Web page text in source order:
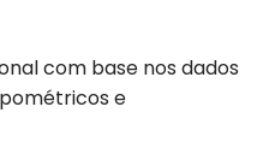
com base nos dados
e